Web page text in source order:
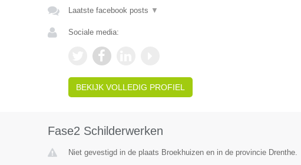
Laatste facebook posts ▼
Sociale media:
BEKIJK VOLLEDIG PROFIEL
Fase2 Schilderwerken
Niet gevestigd in de plaats Broekhuizen en in de provincie Drenthe.